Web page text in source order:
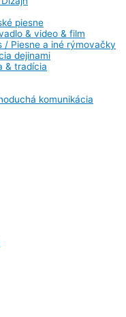
piesne
& video & film
/ Piesne a iné rýmovačky
dejinami
& tradícia
komunikácia